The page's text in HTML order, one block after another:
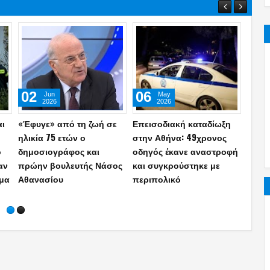
Συναγερμός στη ΓΑΔΑ:
Αστυνομικός
αυτοπυροβολήθηκε στο
γραφείο του
12
May
2025
Άγιο είχε αστυνομικός
απέφυγε τον θάνατο για
λίγα εκατοστά
18
Sep
2024